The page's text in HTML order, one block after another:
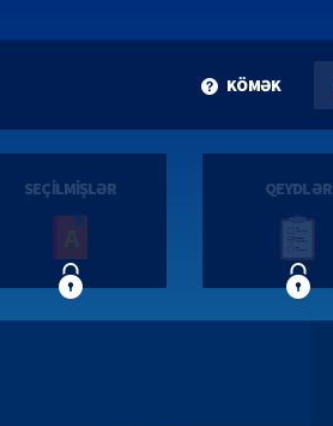
KÖMƏK
SEÇİLMİŞLƏR QEYDLƏR